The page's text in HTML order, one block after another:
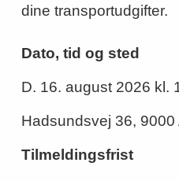
dine transportudgifter.
Dato, tid og sted
D. 16. august 2026 kl.
Hadsundsvej 36, 9000
Tilmeldingsfrist